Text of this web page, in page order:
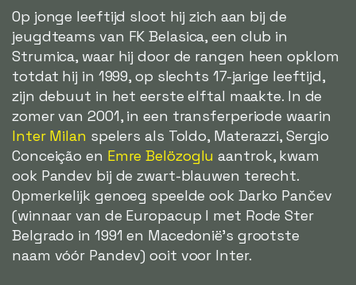
Op jonge leeftijd sloot hij zich aan bij de
jeugdteams van FK Belasica, een club in
Strumica, waar hij door de rangen heen opklom
totdat hij in 1999, op slechts 17-jarige leeftijd,
zijn debuut in het eerste elftal maakte. In de
zomer van 2001, in een transferperiode waarin
Inter Milan spelers als Toldo, Materazzi, Sergio
Conceição en Emre Belözoglu aantrok, kwam
ook Pandev bij de zwart-blauwen terecht.
Opmerkelijk genoeg speelde ook Darko Pančev
(winnaar van de Europacup I met Rode Ster
Belgrado in 1991 en Macedonië's grootste
naam vóór Pandev) ooit voor Inter.